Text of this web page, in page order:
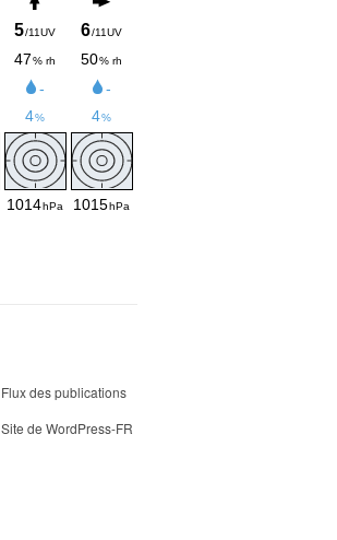
Flux des publications
Site de WordPress-FR